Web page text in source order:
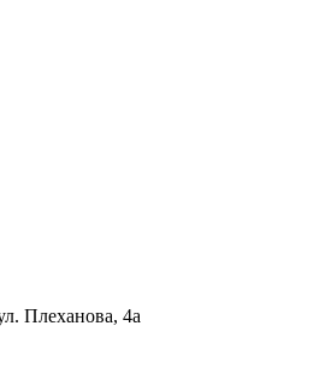
Плеханова, 4а